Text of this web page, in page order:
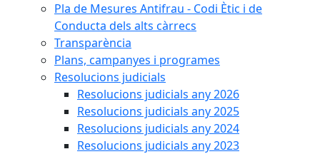
Pla de Mesures Antifrau - Codi Ètic i de
Conducta dels alts càrrecs
Transparència
Plans, campanyes i programes
Resolucions judicials
Resolucions judicials any 2026
Resolucions judicials any 2025
Resolucions judicials any 2024
Resolucions judicials any 2023